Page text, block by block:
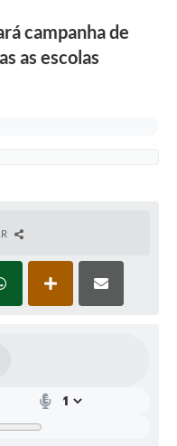
campanha de
as escolas